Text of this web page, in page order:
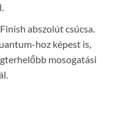
abszolút csúcsa.
hoz képest is,
mosogatási